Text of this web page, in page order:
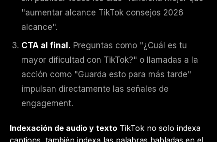
"aumentar alcance TikTok consejos 2026
alcance".
CTA al final. Preguntas como "¿Cuál es tu
mayor dificultad con TikTok?" o llamadas a la
acción como "Guarda esto para más tarde"
impulsan directamente las señales de
engagement.
Indexación de audio y texto TikTok no solo indexa
captions, también indexa las palabras habladas en el